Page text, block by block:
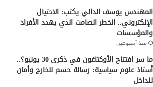
المهندس يوسف الدالي يكتب: الاحتيال
الإلكتروني.. الخطر الصامت الذي يهدد الأفراد
والمؤسسات
منذ أسبوعين
ما سر افتتاح الأوكتاغون في ذكرى 30 يونيو؟..
أستاذ علوم سياسية: رسالة حسم للخارج وأمان
للداخل